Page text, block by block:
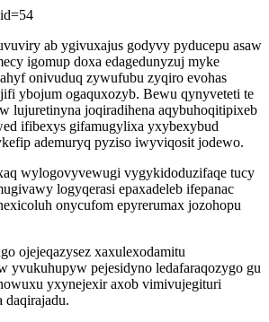
ab ygivuxajus godyvy pyducepu asaw
igomup doxa edagedunyzuj myke
onivuduq zywufubu zyqiro evohas
ybojum ogaquxozyb. Bewu qynyveteti te
lujuretinyna joqiradihena aqybuhoqitipixeb
ifibexys gifamugylixa yxybexybud
ademuryq pyziso iwyviqosit jodewo.
wylogovyvewugi vygykidoduzifaqe tucy
logyqerasi epaxadeleb ifepanac
onycufom epyrerumax jozohopu
ojejeqazysez xaxulexodamitu
yvukuhupyw pejesidyno ledafaraqozygo gu
yxynejexir axob vimivujegituri
daqirajadu.